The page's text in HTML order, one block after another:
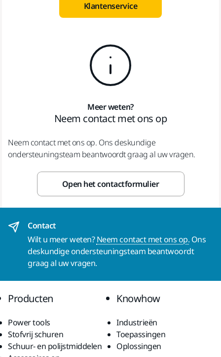
Klantenservice
Meer weten?
Neem contact met ons op
Neem contact met ons op. Ons deskundige
ondersteuningsteam beantwoordt graag al uw vragen.
Open het contactformulier
Contact
Wilt u meer weten?Neem contact met ons op. Ons
deskundige ondersteuningsteam beantwoordt
graag al uw vragen.
Producten
Power tools
Stofvrij schuren
Schuur- en polijstmiddelen
Knowhow
Industrieën
Toepassingen
Oplossingen